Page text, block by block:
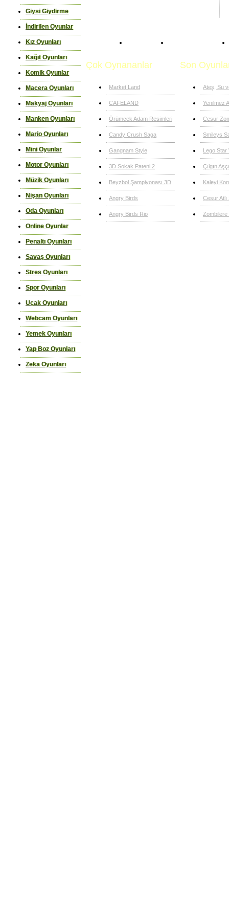
Giysi Giydirme
İndirilen Oyunlar
Kız Oyunları
Kağıt Oyunları
Komik Oyunlar
Macera Oyunları
Makyaj Oyunları
Manken Oyunları
Mario Oyunları
Mini Oyunlar
Motor Oyunları
Müzik Oyunları
Nişan Oyunları
Oda Oyunları
Online Oyunlar
Penaltı Oyunları
Savaş Oyunları
Stres Oyunları
Spor Oyunları
Uçak Oyunları
Webcam Oyunları
Yemek Oyunları
Yap Boz Oyunları
Zeka Oyunları
Çok Oynananlar
Market Land
CAFELAND
Örümcek Adam Resimleri
Candy Crush Saga
Gangnam Style
3D Sokak Pateni 2
Beyzbol Şampiyonası 3D
Angry Birds
Angry Birds Rio
Son
Ateş, Su
Yenilmez
Cesur
Smileys
Lego Star
Çılgın
Kaleyi
Cesur
Zombilere